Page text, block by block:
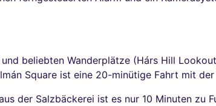
beliebten Wanderplätze (Hárs Hill
Square ist eine 20-minütige Fahrt mit der
der Salzbäckerei ist es nur 10 Minuten